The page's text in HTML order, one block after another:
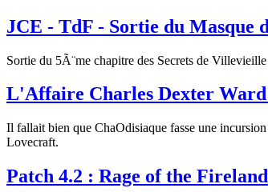
JCE - TdF - Sortie du Masque
Sortie du 5Ã¨me chapitre des Secrets de
L'Affaire Charles Dexter
Il fallait bien que ChaOdisiaque fasse une
Lovecraft.
Patch 4.2 : Rage of the